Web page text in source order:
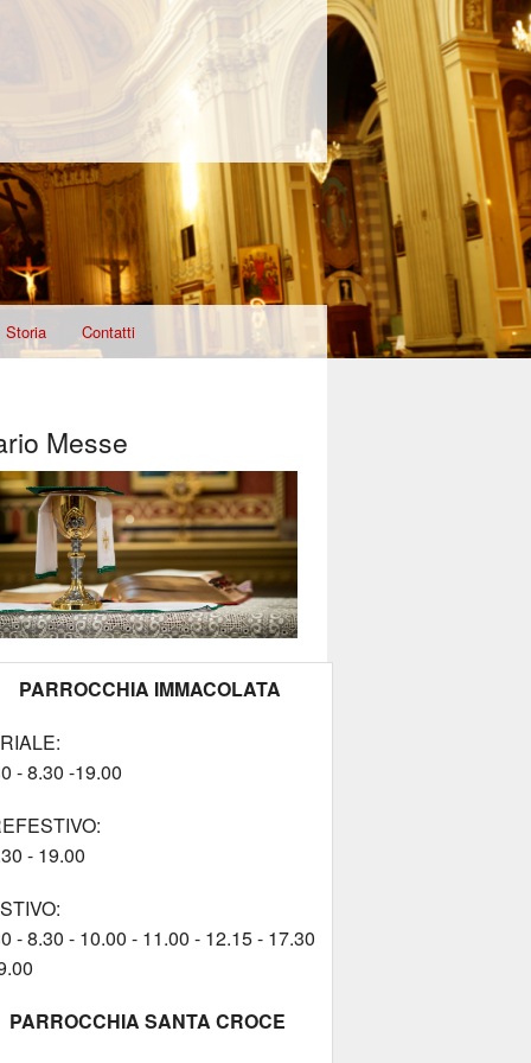
Storia Contatti
Messe
PARROCCHIA IMMACOLATA
- 8.30 -19.00
- 19.00
- 8.30 - 10.00 - 11.00 - 12.15 - 17.30
PARROCCHIA SANTA CROCE